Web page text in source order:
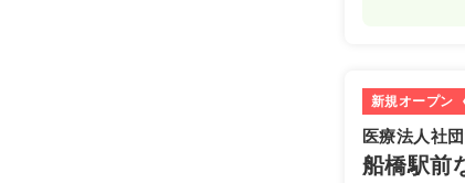
時間 8:30
新規オープン
医療法人社
船橋駅前